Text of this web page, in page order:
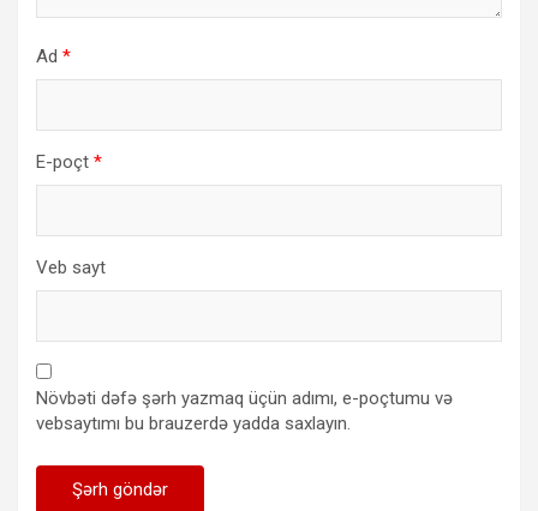
Ad *
E-poçt *
Veb sayt
Növbəti dəfə şərh yazmaq üçün adımı, e-poçtumu və
vebsaytımı bu brauzerdə yadda saxlayın.